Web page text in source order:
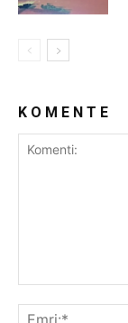
K O M E N T E